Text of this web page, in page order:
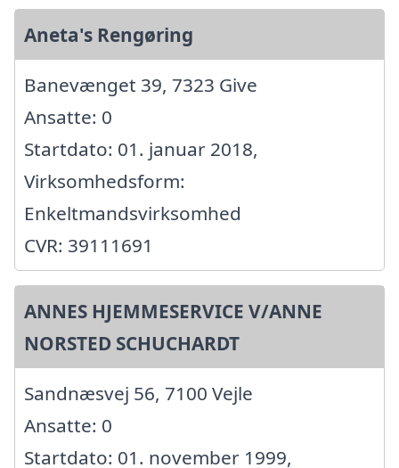
Aneta's Rengøring
Banevænget 39, 7323 Give
Ansatte: 0
Startdato: 01. januar 2018,
Virksomhedsform:
Enkeltmandsvirksomhed
CVR: 39111691
ANNES HJEMMESERVICE V/ANNE
NORSTED SCHUCHARDT
Sandnæsvej 56, 7100 Vejle
Ansatte: 0
Startdato: 01. november 1999,